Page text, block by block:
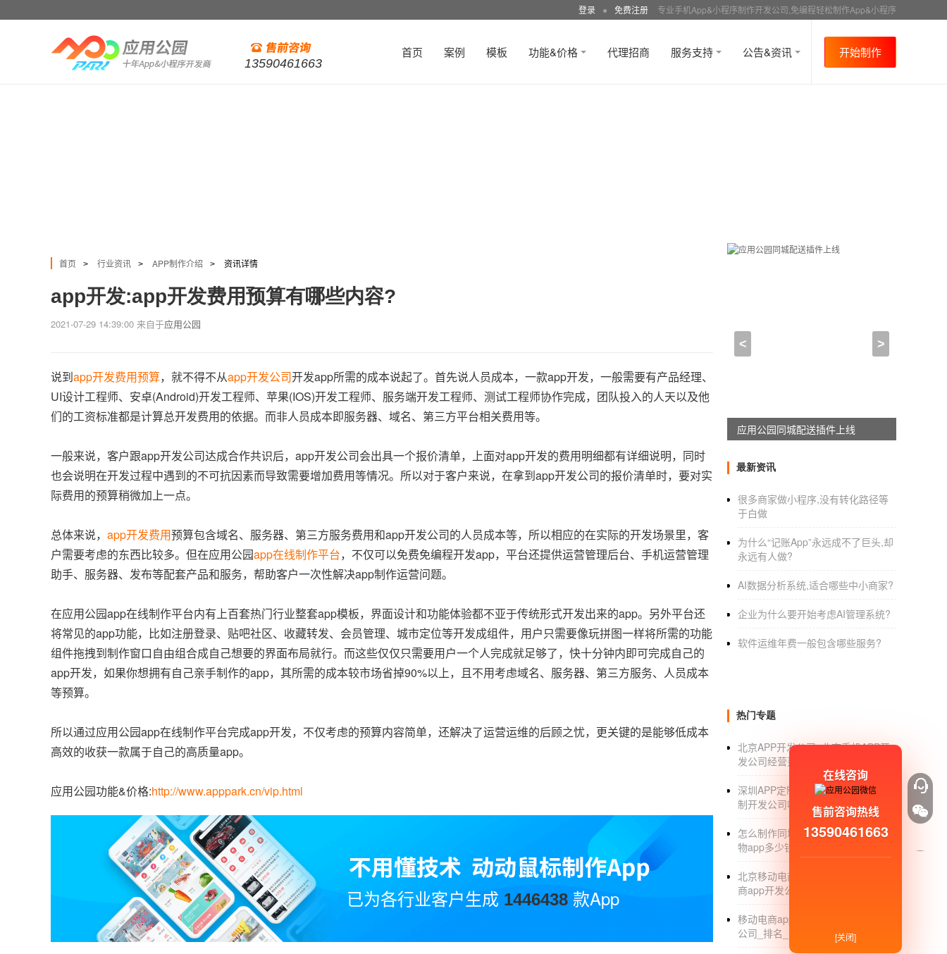
登录 ● 免费注册 专业手机App&小程序制作开发公司,免编程轻松制作App&小程序
13590461663
首页 案例 模板 功能&价格 代理招商 服务支持 公告&资讯 开始制作
首页 > 行业资讯 > APP制作介绍 > 资讯详情
app开发:app开发费用预算有哪些内容?
2021-07-29 14:39:00 来自于应用公园
说到app开发费用预算，就不得不从app开发公司开发app所需的成本说起了。首先说人员成本，一款app开发，一般需要有产品经理、
UI设计工程师、安卓(Android)开发工程师、苹果(IOS)开发工程师、服务端开发工程师、测试工程师协作完成，团队投入的人天以及他
们的工资标准都是计算总开发费用的依据。而非人员成本即服务器、域名、第三方平台相关费用等。
一般来说，客户跟app开发公司达成合作共识后，app开发公司会出具一个报价清单，上面对app开发的费用明细都有详细说明，同时
也会说明在开发过程中遇到的不可抗因素而导致需要增加费用等情况。所以对于客户来说，在拿到app开发公司的报价清单时，要对实
际费用的预算稍微加上一点。
总体来说， app开发费用预算包含域名、服务器、第三方服务费用和app开发公司的人员成本等，所以相应的在实际的开发场景里，客
户需要考虑的东西比较多。但在应用公园app在线制作平台，不仅可以免费免编程开发app，平台还提供运营管理后台、手机运营管理
助手、服务器、发布等配套产品和服务，帮助客户一次性解决app制作运营问题。
在应用公园app在线制作平台内有上百套热门行业整套app模板，界面设计和功能体验都不亚于传统形式开发出来的app。另外平台还
将常见的app功能，比如注册登录、贴吧社区、收藏转发、会员管理、城市定位等开发成组件，用户只需要像玩拼图一样将所需的功能
组件拖拽到制作窗口自由组合成自己想要的界面布局就行。而这些仅仅只需要用户一个人完成就足够了，快十分钟内即可完成自己的
app开发，如果你想拥有自己亲手制作的app，其所需的成本较市场省掉90%以上，且不用考虑域名、服务器、第三方服务、人员成本
等预算。
所以通过应用公园app在线制作平台完成app开发，不仅考虑的预算内容简单，还解决了运营运维的后顾之忧，更关键的是能够低成本
高效的收获一款属于自己的高质量app。
应用公园功能&价格:http://www.apppark.cn/vip.html
已为各行业客户生成 1446438 款App
< >
应用公园同城配送插件上线
最新资讯
很多商家做小程序,没有转化路径等
于白做
为什么“记账App”永远成不了巨头,却
永远有人做?
AI数据分析系统,适合哪些中小商家?
企业为什么要开始考虑AI管理系统?
软件运维年费一般包含哪些服务?
热门专题
北京APP开发公司_北京手机APP开
发公司经营范围_外包_排名
深圳APP定制开发_深圳APP手机定
制开发公司哪家好_公司_团队
怎么制作同城购物app_制作同城购
物app多少钱_开发成本
北京移动电商app开发_北京移动电
商app开发公司_费用_报价
移动电商app开发_移动电商app开发
公司_排名_价格
在线咨询
售前咨询热线
13590461663
[关闭]